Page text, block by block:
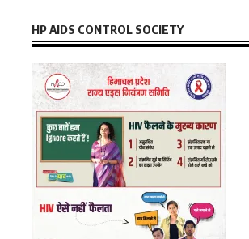
HP AIDS CONTROL SOCIETY